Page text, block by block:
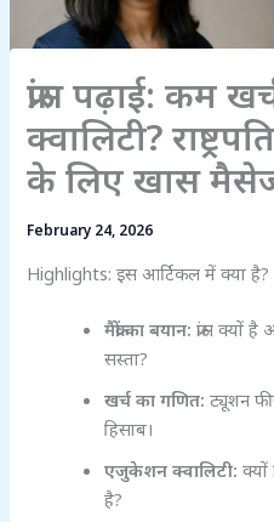
फ्रांस पढ़ाई: कम
क्वालिटी?
के लिए खास
February 24, 2026
Highlights: इस आर्टिकल में क्या है?
मैक्रों का बयान: फ्रांस क्यों
सस्ता?
खर्च का गणित: ट्यूशन
हिसाब।
एजुकेशन क्वालिटी: क्यों
है?